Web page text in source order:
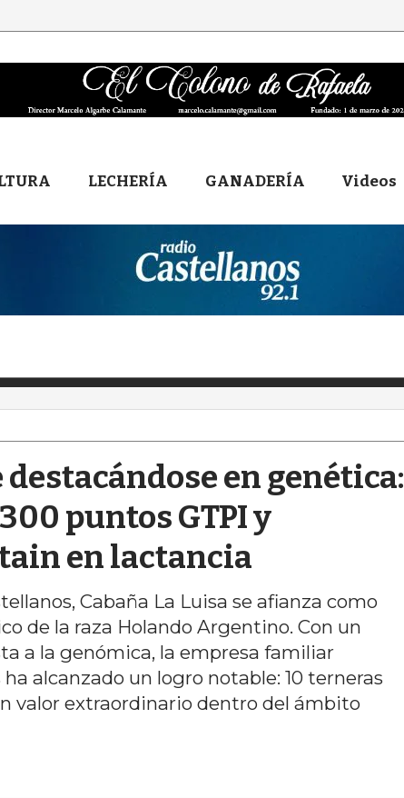
LECHERÍA GANADERÍA Videos
en genética:
puntos GTPI y
en lactancia
Cabaña La Luisa se afianza como
de la raza Holando Argentino. Con un
a la genómica, la empresa familiar
alcanzado un logro notable: 10 terneras
valor extraordinario dentro del ámbito